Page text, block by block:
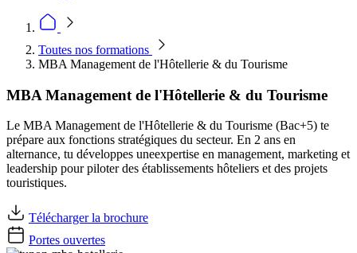
Toutes nos formations
MBA Management de l'Hôtellerie & du Tourisme
MBA Management de l'Hôtellerie & du Tourisme
Le MBA Management de l'Hôtellerie & du Tourisme (Bac+5) te
prépare aux fonctions stratégiques du secteur. En 2 ans en
alternance, tu développes uneexpertise en management, marketing et
leadership pour piloter des établissements hôteliers et des projets
touristiques.
Télécharger la brochure
Portes ouvertes